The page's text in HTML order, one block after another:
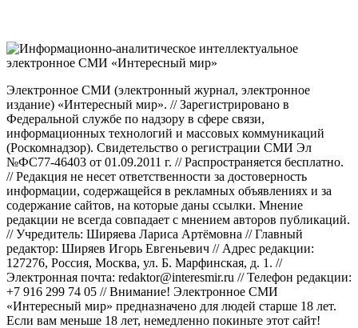
Электронное СМИ (электронный журнал, электронное
издание) «Интересный мир». // Зарегистрировано в
Федеральной службе по надзору в сфере связи,
информационных технологий и массовых коммуникаций
(Роскомнадзор). Свидетельство о регистрации СМИ Эл
№ФС77-46403 от 01.09.2011 г. // Распространяется бесплатно.
// Редакция не несет ответственности за достоверность
информации, содержащейся в рекламных объявлениях и за
содержание сайтов, на которые даны ссылки. Мнение
редакции не всегда совпадает с мнением авторов публикаций.
// Учредитель: Ширяева Лариса Артёмовна // Главный
редактор: Ширяев Игорь Евгеньевич // Адрес редакции:
127276, Россия, Москва, ул. Б. Марфинская, д. 1. //
Электронная почта: redaktor@interesmir.ru // Телефон редакции:
+7 916 299 74 05 // Внимание! Электронное СМИ
«Интересный мир» предназначено для людей старше 18 лет.
Если вам меньше 18 лет, немедленно покиньте этот сайт!